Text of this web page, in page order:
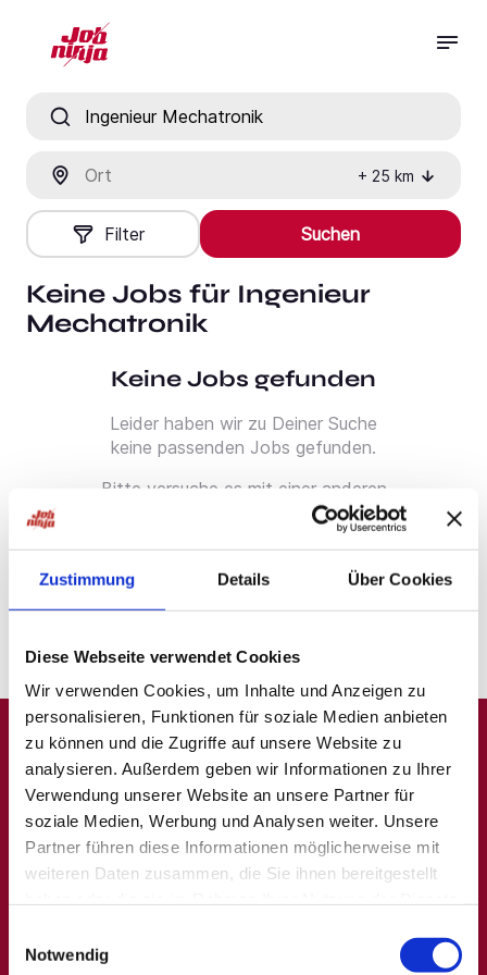
Zustimmung Details Über Cookies
Diese Webseite verwendet Cookies
Wir verwenden Cookies, um Inhalte und Anzeigen zu
personalisieren, Funktionen für soziale Medien anbieten
zu können und die Zugriffe auf unsere Website zu
analysieren. Außerdem geben wir Informationen zu Ihrer
Verwendung unserer Website an unsere Partner für
soziale Medien, Werbung und Analysen weiter. Unsere
Partner führen diese Informationen möglicherweise mit
weiteren Daten zusammen, die Sie ihnen bereitgestellt
Notwendig
+ 25 km
Filter Suchen
Keine Jobs für Ingenieur
Mechatronik
Keine Jobs gefunden
Leider haben wir zu Deiner Suche
keine passenden Jobs gefunden.
Bitte versuche es mit einer anderen
probiere unsere "Jobsuche andersrum"
A B C D E F G H I J K L M N O P Q
R S T U V W X Y Z 0-9